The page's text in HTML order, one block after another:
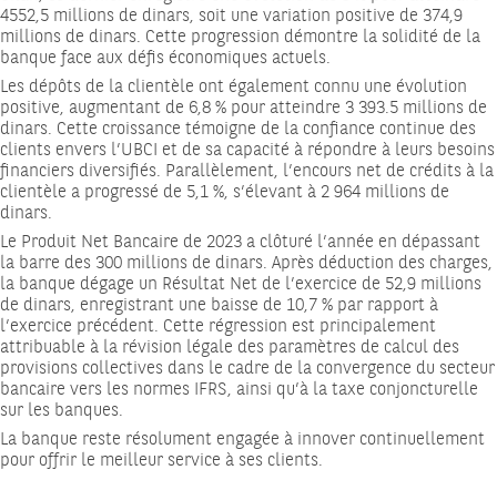
4552,5 millions de dinars, soit une variation positive de 374,9
millions de dinars. Cette progression démontre la solidité de la
banque face aux défis économiques actuels.
Les dépôts de la clientèle ont également connu une évolution
positive, augmentant de 6,8 % pour atteindre 3 393.5 millions de
dinars. Cette croissance témoigne de la confiance continue des
clients envers l’UBCI et de sa capacité à répondre à leurs besoins
financiers diversifiés. Parallèlement, l’encours net de crédits à la
clientèle a progressé de 5,1 %, s’élevant à 2 964 millions de
dinars.
Le Produit Net Bancaire de 2023 a clôturé l’année en dépassant
la barre des 300 millions de dinars. Après déduction des charges,
la banque dégage un Résultat Net de l’exercice de 52,9 millions
de dinars, enregistrant une baisse de 10,7 % par rapport à
l’exercice précédent. Cette régression est principalement
attribuable à la révision légale des paramètres de calcul des
provisions collectives dans le cadre de la convergence du secteur
bancaire vers les normes IFRS, ainsi qu’à la taxe conjoncturelle
sur les banques.
La banque reste résolument engagée à innover continuellement
pour offrir le meilleur service à ses clients.